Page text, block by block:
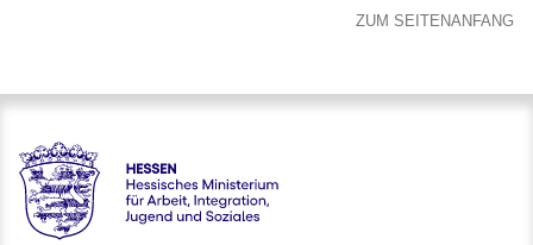
ZUM SEITENANFANG
Hessen - Hessisches Ministerium für Arbeit, Integration,